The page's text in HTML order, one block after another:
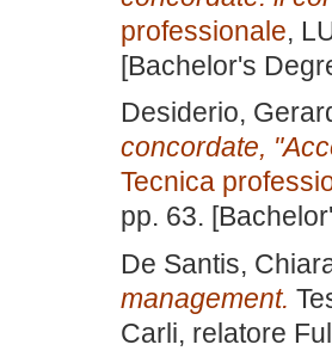
professionale,
[Bachelor's
Desiderio,
concordate,
Tecnica
pp. 63.
De Santis,
management.
Carli, relatore